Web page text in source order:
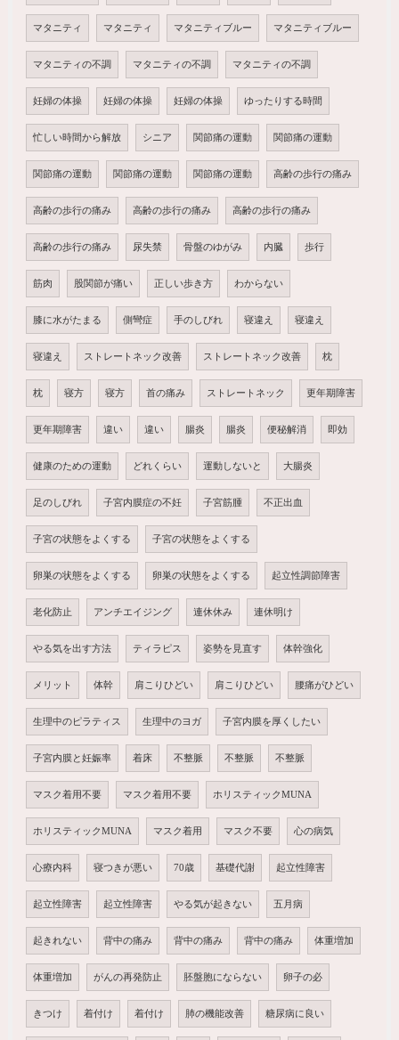
マタニティ マタニティ マタニティブルー マタニティブルー
マタニティの不調 マタニティの不調 マタニティの不調
妊婦の体操 妊婦の体操 妊婦の体操 ゆったりする時間
忙しい時間から解放 シニア 関節痛の運動 関節痛の運動
関節痛の運動 関節痛の運動 関節痛の運動 高齢の歩行の痛み
高齢の歩行の痛み 高齢の歩行の痛み 高齢の歩行の痛み
高齢の歩行の痛み 尿失禁 骨盤のゆがみ 内臓 歩行
筋肉 股関節が痛い 正しい歩き方 わからない
膝に水がたまる 側彎症 手のしびれ 寝違え 寝違え
寝違え ストレートネック改善 ストレートネック改善 枕
枕 寝方 寝方 首の痛み ストレートネック 更年期障害
更年期障害 違い 違い 腸炎 腸炎 便秘解消 即効
健康のための運動 どれくらい 運動しないと 大腸炎
足のしびれ 子宮内膜症の不妊 子宮筋腫 不正出血
子宮の状態をよくする 子宮の状態をよくする
卵巣の状態をよくする 卵巣の状態をよくする 起立性調節障害
老化防止 アンチエイジング 連休休み 連休明け
やる気を出す方法 ティラピス 姿勢を見直す 体幹強化
メリット 体幹 肩こりひどい 肩こりひどい 腰痛がひどい
生理中のピラティス 生理中のヨガ 子宮内膜を厚くしたい
子宮内膜と妊娠率 着床 不整脈 不整脈 不整脈
マスク着用不要 マスク着用不要 ホリスティックMUNA
ホリスティックMUNA マスク着用 マスク不要 心の病気
心療内科 寝つきが悪い 70歳 基礎代謝 起立性障害
起立性障害 起立性障害 やる気が起きない 五月病
起きれない 背中の痛み 背中の痛み 背中の痛み 体重増加
体重増加 がんの再発防止 胚盤胞にならない 卵子の必
きつけ 着付け 着付け 肺の機能改善 糖尿病に良い